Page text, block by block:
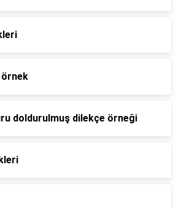
örnek
doldurulmuş dilekçe örneği